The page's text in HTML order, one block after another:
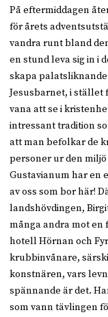
På eftermiddagen
för årets
vandra runt bland
en stund leva sig in i
skapa
Jesusbarnet, i stället
vana att se i
intressant tradition
att man befolkar de
personer ur den
Gustavianum har en
av oss som bor här!
landshövdingen,
många andra mot en
hotell Hörnan och
krubbinvånare,
konstnären, vars
spännande är det.
som vann tävlingen